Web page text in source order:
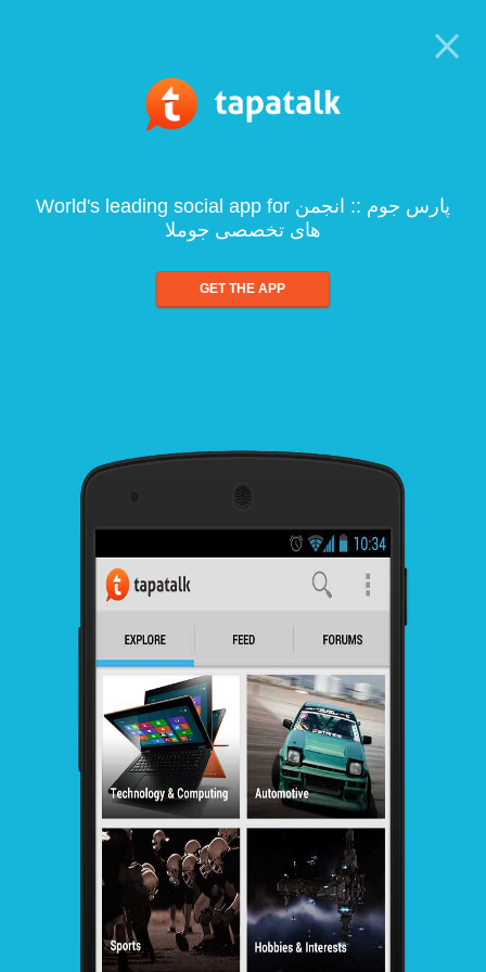
World's leading social app for پارس جوم :: انجمن
های تخصصی جوملا
GET THE APP